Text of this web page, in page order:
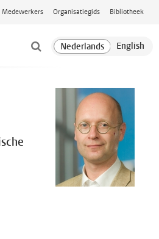
Medewerkers Organisatiegids Bibliotheek